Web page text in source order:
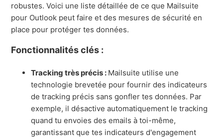
robustes. Voici une liste détaillée de ce que Mailsuite
pour Outlook peut faire et des mesures de sécurité en
place pour protéger tes données.
Fonctionnalités clés :
Tracking très précis : Mailsuite utilise une
technologie brevetée pour fournir des indicateurs
de tracking précis sans gonfler tes données. Par
exemple, il désactive automatiquement le tracking
quand tu envoies des emails à toi-même,
garantissant que tes indicateurs d'engagement